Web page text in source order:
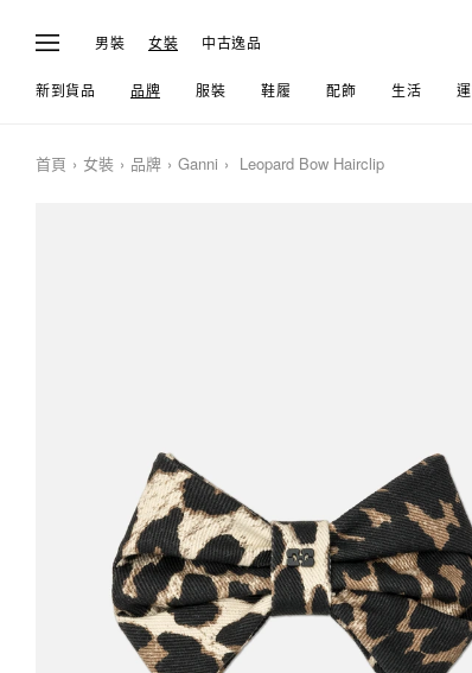
男裝 女裝 中古逸品
新到貨品 品牌 服裝 鞋履 配飾 生活
首頁 女裝 品牌 Ganni Leopard Bow Hairclip